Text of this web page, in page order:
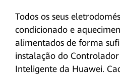
Todos os seus
condicionado e
alimentados de forma
instalação do
Inteligente da Huawei.